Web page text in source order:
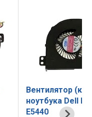
Вентилятор
ноутбука Dell
E5440